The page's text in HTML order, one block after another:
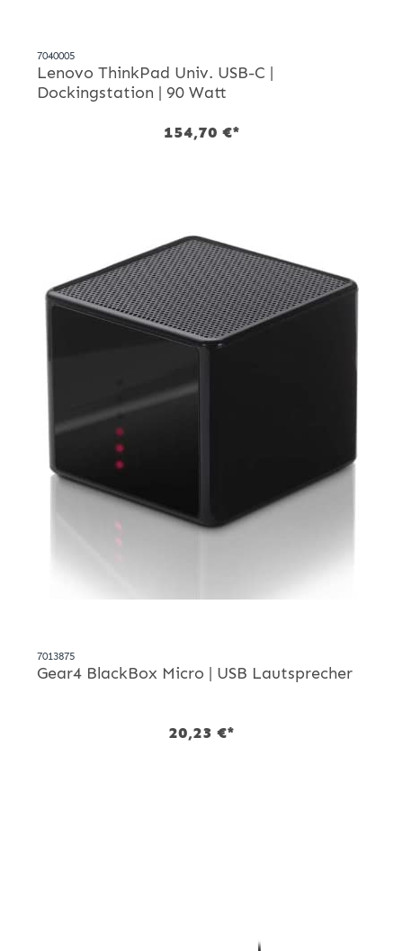
7040005
Lenovo ThinkPad Univ. USB-C |
Dockingstation | 90 Watt
154,70 €*
7013875
Gear4 BlackBox Micro | USB Lautsprecher
20,23 €*